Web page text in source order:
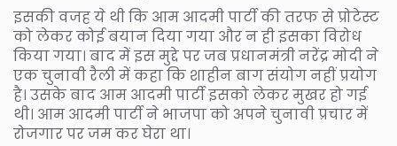
इसकी वजह ये थी कि आम आदमी पार्टी की तरफ से प्रोटेस्ट
को लेकर कोई बयान दिया गया और न ही इसका विरोध
किया गया। बाद में इस मुद्दे पर जब प्रधानमंत्री नरेंद्र मोदी ने
एक चुनावी रैली में कहा कि शाहीन बाग संयोग नहीं प्रयोग
है। उसके बाद आम आदमी पार्टी इसको लेकर मुखर हो गई
थी। आम आदमी पार्टी ने भाजपा को अपने चुनावी प्रचार में
रोजगार पर जम कर घेरा था।